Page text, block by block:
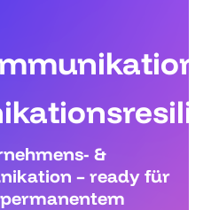
&
– ready für